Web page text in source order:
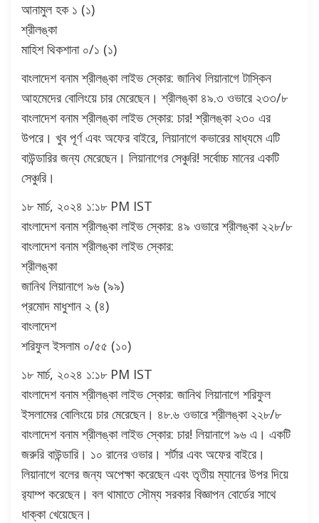
আনামুল হক ১ (১)
শ্রীলঙ্কা
মাহিশ থিকশানা ০/১ (১)
বাংলাদেশ বনাম শ্রীলঙ্কা লাইভ স্কোর: জানিথ লিয়ানাগে টাস্কিন
আহমেদের বোলিংয়ে চার মেরেছেন। শ্রীলঙ্কা ৪৯.৩ ওভারে ২৩৩/৮
বাংলাদেশ বনাম শ্রীলঙ্কা লাইভ স্কোর: চার! শ্রীলঙ্কা ২৩০ এর
উপরে। খুব পূর্ণ এবং অফের বাইরে, লিয়ানাগে কভারের মাধ্যমে এটি
বাউন্ডারির জন্য মেরেছেন। লিয়ানাগের সেঞ্চুরি! সর্বোচ্চ মানের একটি
সেঞ্চুরি।
১৮ মার্চ, ২০২৪ ১:১৮ PM IST
বাংলাদেশ বনাম শ্রীলঙ্কা লাইভ স্কোর: ৪৯ ওভারে শ্রীলঙ্কা ২২৮/৮
বাংলাদেশ বনাম শ্রীলঙ্কা লাইভ স্কোর:
শ্রীলঙ্কা
জানিথ লিয়ানাগে ৯৬ (৯৯)
প্রমোদ মাধুশান ২ (৪)
বাংলাদেশ
শরিফুল ইসলাম ০/৫৫ (১০)
১৮ মার্চ, ২০২৪ ১:১৮ PM IST
বাংলাদেশ বনাম শ্রীলঙ্কা লাইভ স্কোর: জানিথ লিয়ানাগে শরিফুল
ইসলামের বোলিংয়ে চার মেরেছেন। ৪৮.৬ ওভারে শ্রীলঙ্কা ২২৮/৮
বাংলাদেশ বনাম শ্রীলঙ্কা লাইভ স্কোর: চার! লিয়ানাগে ৯৬ এ। একটি
জরুরি বাউন্ডারি। ১০ রানের ওভার। শর্টার এবং অফের বাইরে।
লিয়ানাগে বলের জন্য অপেক্ষা করেছেন এবং তৃতীয় ম্যানের উপর দিয়ে
র‍্যাম্প করেছেন। বল থামাতে সৌম্য সরকার বিজ্ঞাপন বোর্ডের সাথে
ধাক্কা খেয়েছেন।